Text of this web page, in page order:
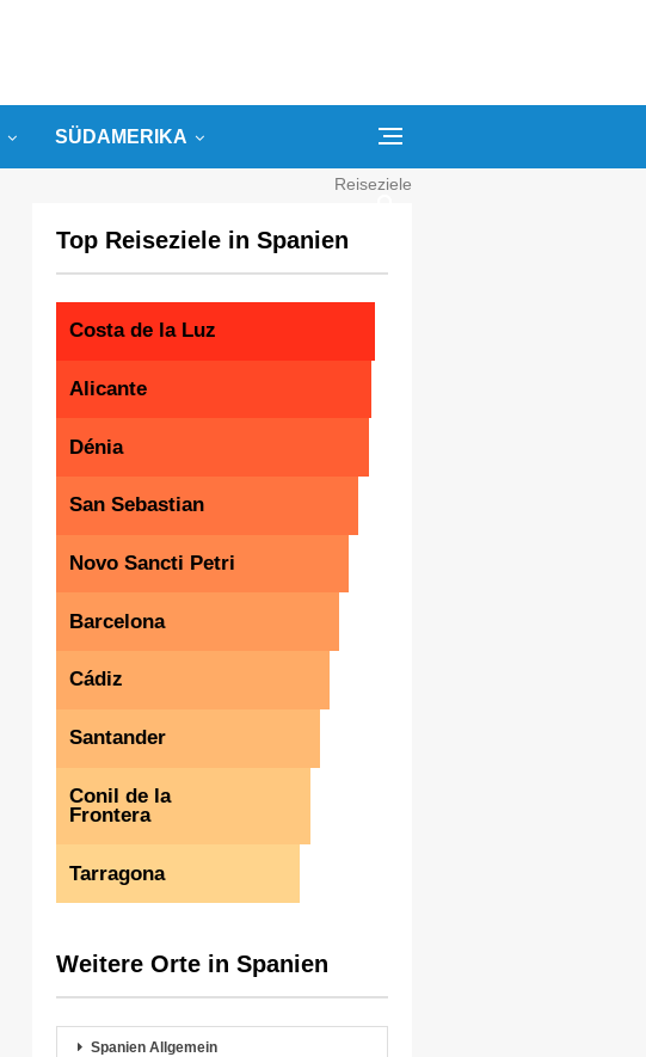
SÜDAMERIKA
Reiseziele
Kategorien
Suchbegriffe
Top Reiseziele in Spanien
Costa de la Luz
Alicante
Dénia
San Sebastian
Novo Sancti Petri
Barcelona
Cádiz
Santander
Conil de la
Frontera
Tarragona
Weitere Orte in Spanien
Spanien Allgemein